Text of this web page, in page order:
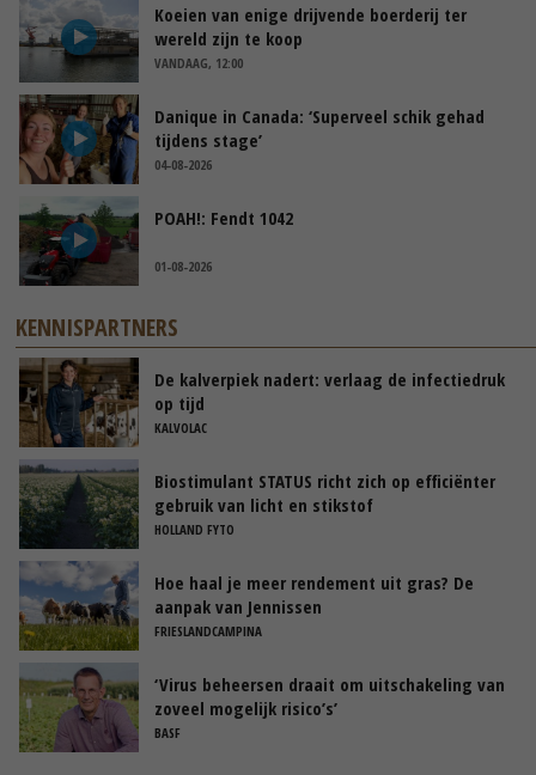
Koeien van enige drijvende boerderij ter
wereld zijn te koop
VANDAAG, 12:00
Danique in Canada: ‘Superveel schik gehad
tijdens stage’
04-08-2026
POAH!: Fendt 1042
01-08-2026
KENNISPARTNERS
De kalverpiek nadert: verlaag de infectiedruk
op tijd
KALVOLAC
Biostimulant STATUS richt zich op efficiënter
gebruik van licht en stikstof
HOLLAND FYTO
Hoe haal je meer rendement uit gras? De
aanpak van Jennissen
FRIESLANDCAMPINA
‘Virus beheersen draait om uitschakeling van
zoveel mogelijk risico’s’
BASF